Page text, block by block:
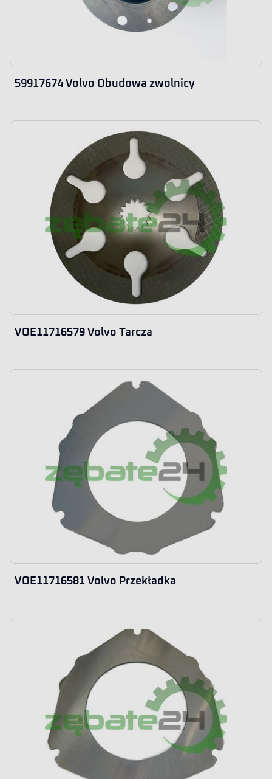
59917674 Volvo Obudowa zwolnicy
VOE11716579 Volvo Tarcza
VOE11716581 Volvo Przekładka